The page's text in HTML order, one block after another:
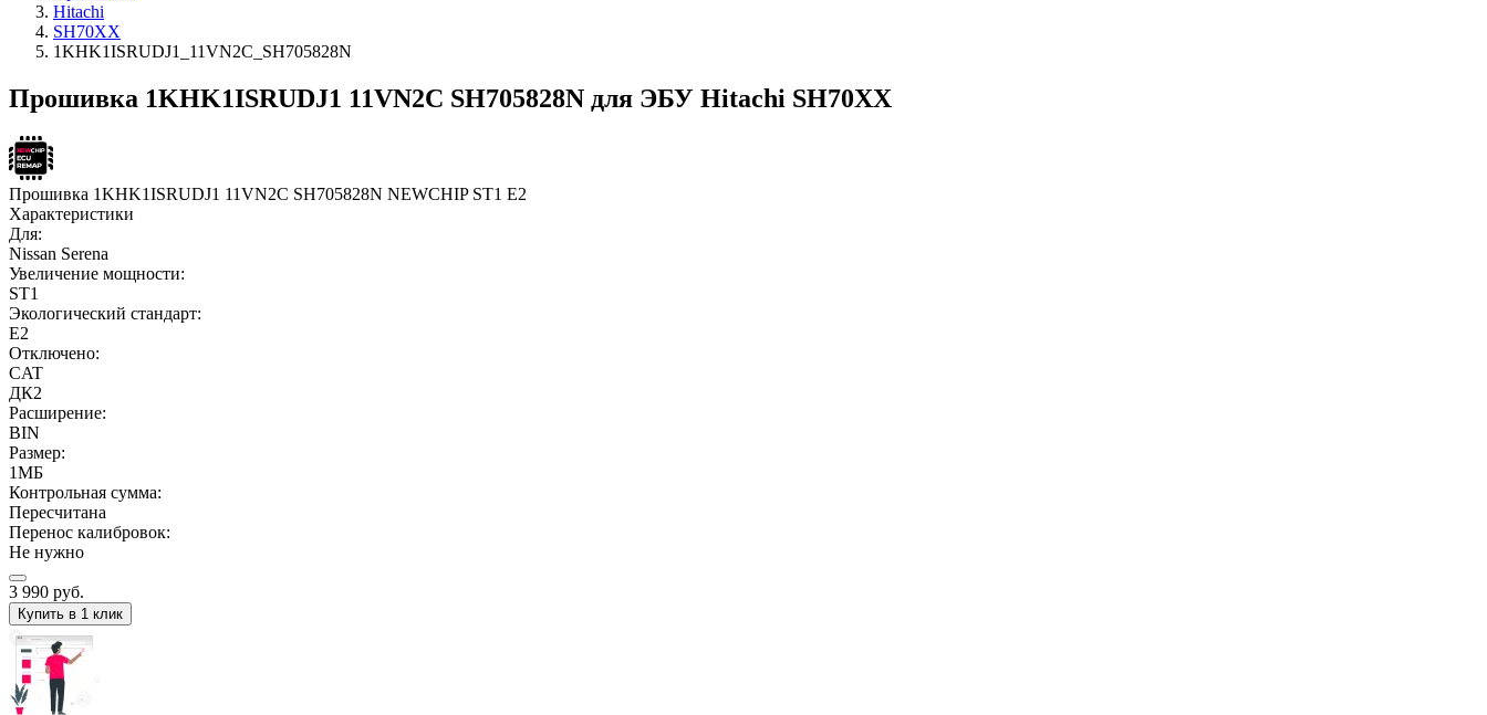
Hitachi
SH70XX
1KHK1ISRUDJ1_11VN2C_SH705828N
Прошивка 1KHK1ISRUDJ1 11VN2C SH705828N для ЭБУ Hitachi SH70XX
Прошивка 1KHK1ISRUDJ1 11VN2C SH705828N NEWCHIP ST1 E2
Характеристики
Для:
Nissan Serena
Увеличение мощности:
ST1
Экологический стандарт:
E2
Отключено:
CAT
ДК2
Расширение:
BIN
Размер:
1МБ
Контрольная сумма:
Пересчитана
Перенос калибровок:
Не нужно
3 990 руб.
Купить в 1 клик